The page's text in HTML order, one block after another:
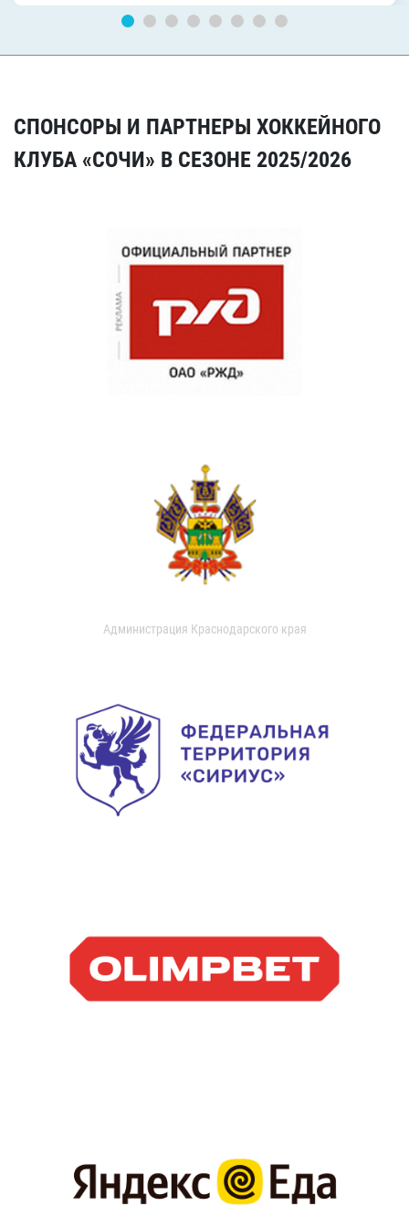
СПОНСОРЫ И ПАРТНЕРЫ ХОККЕЙНОГО
КЛУБА «СОЧИ» В СЕЗОНЕ 2025/2026
Администрация Краснодарского края